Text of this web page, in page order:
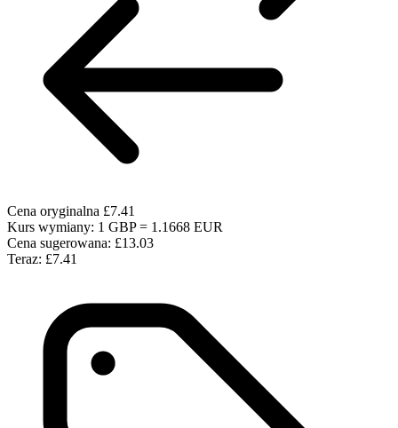
Cena oryginalna £7.41
Kurs wymiany: 1 GBP = 1.1668 EUR
Cena sugerowana: £13.03
Teraz: £7.41